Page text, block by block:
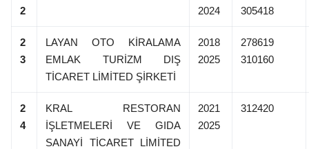
2
2024
305418
2
3
LAYAN OTO KİRALAMA
EMLAK TURİZM DIŞ
TİCARET LİMİTED ŞİRKETİ
2018
2025
278619
310160
2
4
KRAL RESTORAN
İŞLETMELERİ VE GIDA
SANAYİ TİCARET LİMİTED
2021
2025
312420